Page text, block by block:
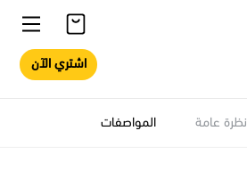
نظرة عامة المواصفات
اشتري الآن